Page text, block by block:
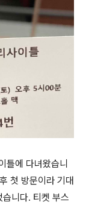
틀에 다녀왔습니
첫 방문이라 기대
니다. 티켓 부스